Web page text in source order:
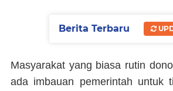
Masyarakat yang biasa rutin
ada imbauan pemerintah untuk
Berita Terbaru